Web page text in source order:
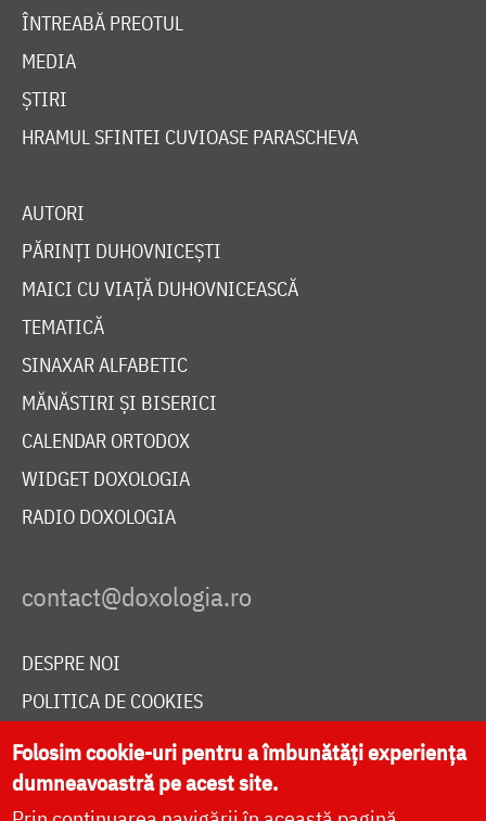
ÎNTREABĂ PREOTUL
MEDIA
ȘTIRI
HRAMUL SFINTEI CUVIOASE PARASCHEVA
AUTORI
PĂRINȚI DUHOVNICEȘTI
MAICI CU VIAȚĂ DUHOVNICEASCĂ
TEMATICĂ
SINAXAR ALFABETIC
MĂNĂSTIRI ȘI BISERICI
CALENDAR ORTODOX
WIDGET DOXOLOGIA
RADIO DOXOLOGIA
DESPRE NOI
POLITICA DE COOKIES
DONEAZĂ ONLINE PENTRU CATEDRALA NAȚIONALĂ
Folosim cookie-uri pentru a îmbunătăți experiența
dumneavoastră pe acest site.